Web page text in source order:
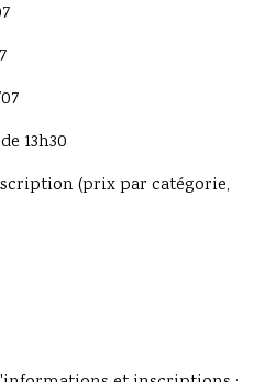
13h30
(prix par catégorie,